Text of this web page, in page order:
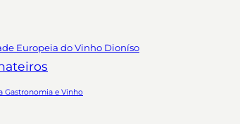
Europeia do Vinho Dioníso
Gastronomia e Vinho